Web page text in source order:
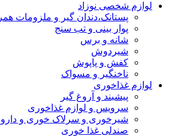
لوازم شخصی نوزاد
پستانک،دندان گیر و ملزومات
پوار بینی و تب سنج
شانه و برس
شیردوش
کفش و پاپوش
ناخنگیر و مسواک
لوازم غذاخوری
پیشبند و آروغ گیر
سرویس و لوازم غذاخوری
شیرخوری و سرلاک خوری و
صندلی غذا خوری